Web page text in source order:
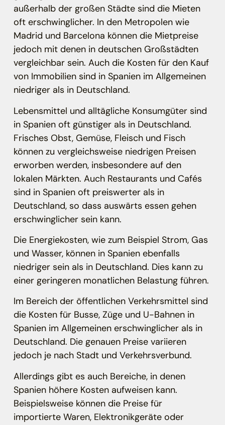
außerhalb der großen Städte sind die Mieten
oft erschwinglicher. In den Metropolen wie
Madrid und Barcelona können die Mietpreise
jedoch mit denen in deutschen Großstädten
vergleichbar sein. Auch die Kosten für den Kauf
von Immobilien sind in Spanien im Allgemeinen
niedriger als in Deutschland.
Lebensmittel und alltägliche Konsumgüter sind
in Spanien oft günstiger als in Deutschland.
Frisches Obst, Gemüse, Fleisch und Fisch
können zu vergleichsweise niedrigen Preisen
erworben werden, insbesondere auf den
lokalen Märkten. Auch Restaurants und Cafés
sind in Spanien oft preiswerter als in
Deutschland, so dass auswärts essen gehen
erschwinglicher sein kann.
Die Energiekosten, wie zum Beispiel Strom, Gas
und Wasser, können in Spanien ebenfalls
niedriger sein als in Deutschland. Dies kann zu
einer geringeren monatlichen Belastung führen.
Im Bereich der öffentlichen Verkehrsmittel sind
die Kosten für Busse, Züge und U-Bahnen in
Spanien im Allgemeinen erschwinglicher als in
Deutschland. Die genauen Preise variieren
jedoch je nach Stadt und Verkehrsverbund.
Allerdings gibt es auch Bereiche, in denen
Spanien höhere Kosten aufweisen kann.
Beispielsweise können die Preise für
importierte Waren, Elektronikgeräte oder